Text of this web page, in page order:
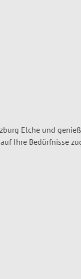
Elche und
Ihre Bedürfnisse